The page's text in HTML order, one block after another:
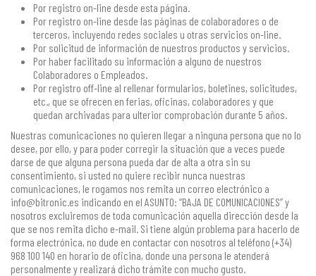
Por registro on-line desde esta página.
Por registro on-line desde las páginas de colaboradores o de
terceros, incluyendo redes sociales u otras servicios on-line.
Por solicitud de información de nuestros productos y servicios.
Por haber facilitado su información a alguno de nuestros
Colaboradores o Empleados.
Por registro off-line al rellenar formularios, boletines, solicitudes,
etc., que se ofrecen en ferias, oficinas, colaboradores y que
quedan archivadas para ulterior comprobación durante 5 años.
Nuestras comunicaciones no quieren llegar a ninguna persona que no lo
desee, por ello, y para poder corregir la situación que a veces puede
darse de que alguna persona pueda dar de alta a otra sin su
consentimiento, si usted no quiere recibir nunca nuestras
comunicaciones, le rogamos nos remita un correo electrónico a
info@bitronic.es indicando en el ASUNTO: “BAJA DE COMUNICACIONES” y
nosotros excluiremos de toda comunicación aquella dirección desde la
que se nos remita dicho e-mail. Si tiene algún problema para hacerlo de
forma electrónica, no dude en contactar con nosotros al teléfono (+34)
968 100 140 en horario de oficina, donde una persona le atenderá
personalmente y realizará dicho trámite con mucho gusto.